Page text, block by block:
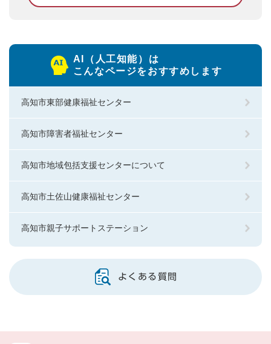
AI（人工知能）は
こんなページをおすすめします
高知市東部健康福祉センター
高知市障害者福祉センター
高知市地域包括支援センターについて
高知市土佐山健康福祉センター
高知市親子サポートステーション
よくある質問